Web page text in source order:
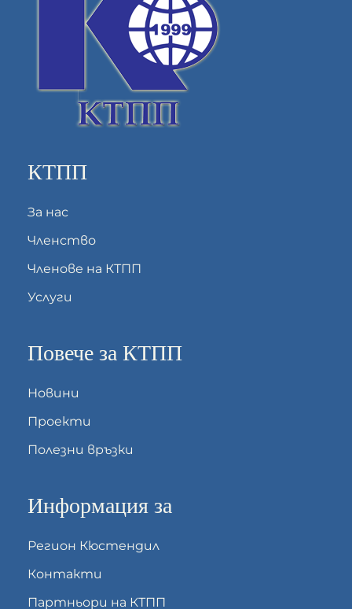
КТПП
За нас
Членство
Членове на КТПП
Услуги
Повече за КТПП
Новини
Проекти
Полезни връзки
Информация за
Регион Кюстендил
Контакти
Партньори на КТПП